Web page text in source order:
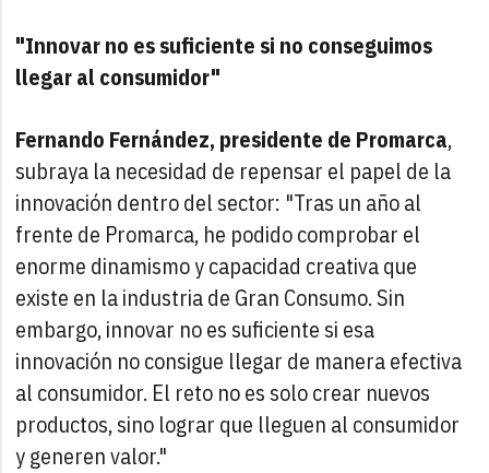
"Innovar no es suficiente si no conseguimos
llegar al consumidor"
Fernando Fernández, presidente de Promarca,
subraya la necesidad de repensar el papel de la
innovación dentro del sector: "Tras un año al
frente de Promarca, he podido comprobar el
enorme dinamismo y capacidad creativa que
existe en la industria de Gran Consumo. Sin
embargo, innovar no es suficiente si esa
innovación no consigue llegar de manera efectiva
al consumidor. El reto no es solo crear nuevos
productos, sino lograr que lleguen al consumidor
y generen valor."